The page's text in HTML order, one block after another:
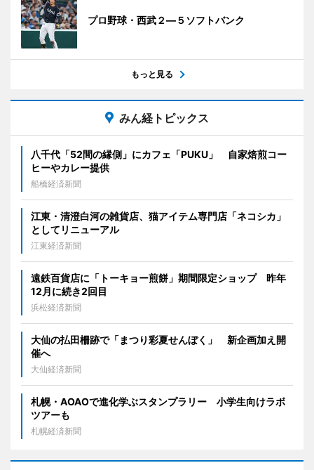
プロ野球・西武２―５ソフトバンク
もっと見る
みん経トピックス
八千代「52間の縁側」にカフェ「PUKU」 自家焙煎コー
ヒーやカレー提供
船橋経済新聞
江東・清澄白河の雑貨店、猫アイテム専門店「ネコシカ」
としてリニューアル
江東経済新聞
遠鉄百貨店に「トーキョー煎餅」期間限定ショップ 昨年
12月に続き2回目
浜松経済新聞
大仙の払田柵跡で「まつり彩夏せんぼく」 新企画加え開
催へ
大仙経済新聞
札幌・AOAOで進化学ぶスタンプラリー 小学生向けラボ
ツアーも
札幌経済新聞